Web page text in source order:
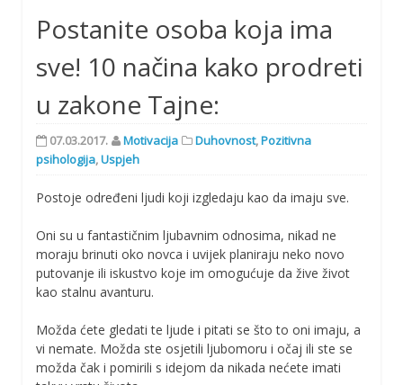
Postanite osoba koja ima
sve! 10 načina kako prodreti
u zakone Tajne:
07.03.2017. Motivacija Duhovnost,Pozitivna
psihologija,Uspjeh
Postoje određeni ljudi koji izgledaju kao da imaju sve.
Oni su u fantastičnim ljubavnim odnosima, nikad ne
moraju brinuti oko novca i uvijek planiraju neko novo
putovanje ili iskustvo koje im omogućuje da žive život
kao stalnu avanturu.
Možda ćete gledati te ljude i pitati se što to oni imaju, a
vi nemate. Možda ste osjetili ljubomoru i očaj ili ste se
možda čak i pomirili s idejom da nikada nećete imati